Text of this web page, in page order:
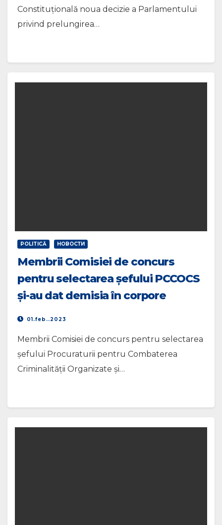
Constituțională noua decizie a Parlamentului
privind prelungirea…
POLITICĂ НОВОСТИ
Membrii Comisiei de concurs
pentru selectarea șefului PCCOCS
și-au dat demisia în corpore
01.feb..2023
Membrii Comisiei de concurs pentru selectarea
șefului Procuraturii pentru Combaterea
Criminalității Organizate și…